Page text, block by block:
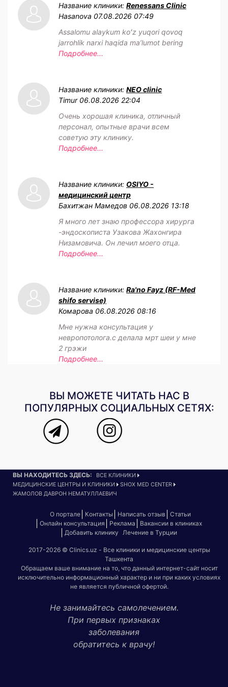
Название клиники: Renessans Clinic
Hasanova 07.08.2026 07:49
Assalomu alaykum koʻz yuqori qovoq
jarrohlik narxi haqida maʼlumot bering
Подробнее...
Название клиники: NEO clinic
Timur 06.08.2026 22:04
Очень хорошая клиника, отличный
персонал, опытные врачи всем
советую эту клинику.
Подробнее...
Название клиники: OSIYO -
медицинский центр
Бахитжан Мамедов 06.08.2026 13:18
Я много лет знаю профессора хирурга
-эндоскописта Узакова Жахонгира
Низамовича. Он лечил моего отца.
Подробнее...
Название клиники: Ra'no Fayz (RF-Med
shifo servise)
Комарова 06.08.2026 08:16
Мне нужна консультация у
невропотолога.с делала мрт шеи у мне
2 грэжи
Подробнее...
ВЫ МОЖЕТЕ ЧИТАТЬ НАС В
ПОПУЛЯРНЫХ СОЦИАЛЬНЫХ СЕТЯХ:
ВЫ НАХОДИТЕСЬ ЗДЕСЬ:
ВСЕ КЛИНИКИ
МЕДИЦИНСКИЕ ЦЕНТРЫ И КЛИНИКИ
SHOX MED CENTER
ЖАМОЛОВ ДАВРОН НЕМАТУЛЛАЕВИЧ
О портале Контакты Написать отзыв
Статьи
Онлайн консультация
Реклама
Вакансии в клиниках
Добавить клинику
Лечение в Турции
2017-2026 © Clinics.uz - Все клиники и медицинские центры
Ташкента
Обращаем ваше внимание на то, что данный интернет-сайт носит
исключительно информационный характер и ни при каких условиях
не является публичной офертой.
Не занимайтесь самолечением.
При первых признаках
заболевания
обратитесь к врачу!